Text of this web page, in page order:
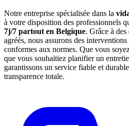
Notre entreprise spécialisée dans la
à votre disposition des professionnels
7j/7 partout en Belgique. Grâce à
agréés, nous assurons des
conformes aux normes. Que vous
que vous souhaitiez planifier un
garantissons un service fiable et
transparence totale.